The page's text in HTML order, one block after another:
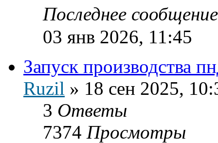
Последнее
03 янв 2026, 11:45
Запуск производства
Ruzil » 18 сен 2025,
3 Ответы
7374 Просмотры